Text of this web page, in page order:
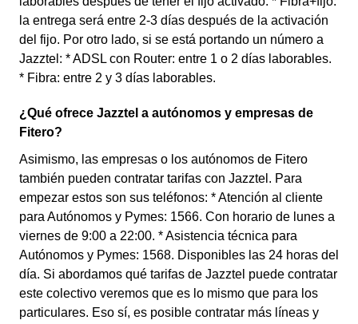
la entrega será entre 2-3 días después de la activación
del fijo. Por otro lado, si se está portando un número a
Jazztel: * ADSL con Router: entre 1 o 2 días laborables.
* Fibra: entre 2 y 3 días laborables.
¿Qué ofrece Jazztel a autónomos y empresas de
Fitero?
Asimismo, las empresas o los autónomos de Fitero
también pueden contratar tarifas con Jazztel. Para
empezar estos son sus teléfonos: * Atención al cliente
para Autónomos y Pymes: 1566. Con horario de lunes a
viernes de 9:00 a 22:00. * Asistencia técnica para
Autónomos y Pymes: 1568. Disponibles las 24 horas del
día. Si abordamos qué tarifas de Jazztel puede contratar
este colectivo veremos que es lo mismo que para los
particulares. Eso sí, es posible contratar más líneas y